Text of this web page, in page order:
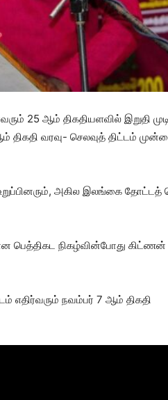
25 ஆம் திகதியளவில் இறுதி
திகதி வரவு- செலவுத் திட்டம்
அகில இலங்கை தோட்டத்
பெத்திகட நிகழ்வின்போது கிட்ணன்
எதிர்வரும் நவம்பர் 7 ஆம் திகதி